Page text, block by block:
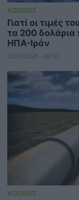
ΚΟΣΜΟΣ
Γιατί οι τιμές
τα 200
ΗΠΑ-Ιράν
22/07/2026 - 06:50
ΚΟΣΜΟΣ